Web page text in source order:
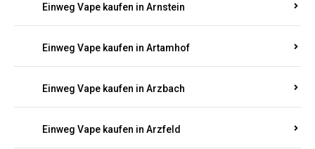
Einweg Vape kaufen in Arnstein
Einweg Vape kaufen in Artamhof
Einweg Vape kaufen in Arzbach
Einweg Vape kaufen in Arzfeld